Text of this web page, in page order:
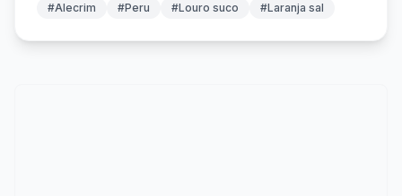
#Alecrim
#Peru #Louro suco #Laranja sal